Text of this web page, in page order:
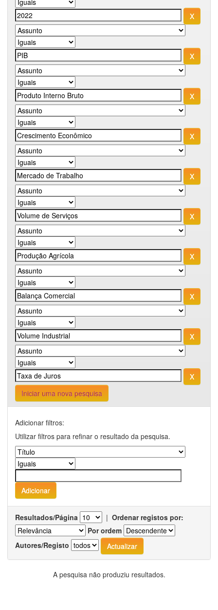
Iniciar uma nova pesquisa
Adicionar filtros:
Utilizar filtros para refinar o resultado da pesquisa.
Resultados/Página | Ordenar registos por:
Por ordem
Autores/Registo
A pesquisa não produziu resultados.